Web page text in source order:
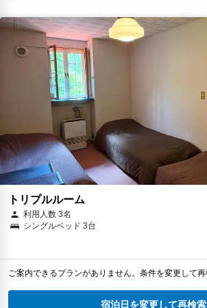
トリプルルーム
利用人数 3名
シングルベッド 3台
ご案内できるプランがありません。条件を変更して再
宿泊日を変更して再検索